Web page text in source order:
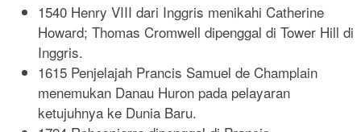
1540 Henry VIII dari Inggris menikahi Catherine
Howard; Thomas Cromwell dipenggal di Tower Hill di
Inggris.
1615 Penjelajah Prancis Samuel de Champlain
menemukan Danau Huron pada pelayaran
ketujuhnya ke Dunia Baru.